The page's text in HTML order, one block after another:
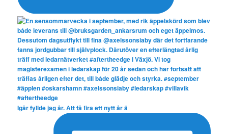
Igår fyllde jag år. Att få fira ett nytt år ä